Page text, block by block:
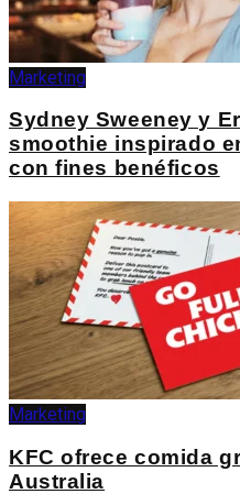
Marketing
Sydney Sweeney y
smoothie inspirado
con fines benéficos
Marketing
KFC ofrece comida
Australia